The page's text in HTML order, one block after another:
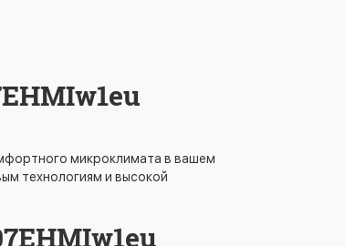
микроклимата в вашем
технологиям и высокой